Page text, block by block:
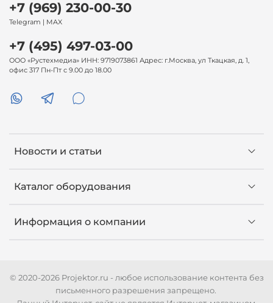
Новости и статьи
Каталог оборудования
Информация о компании
+7 (969) 230-00-30
Telegram | MAX
+7 (495) 497-03-00
ООО «Рустехмедиа» ИНН: 9719073861 Адрес: г.Москва, ул Ткацкая, д. 1,
офис 317 Пн-Пт с 9.00 до 18.00
© 2020-2026 Projektor.ru - любое использование контента без
письменного разрешения запрещено.